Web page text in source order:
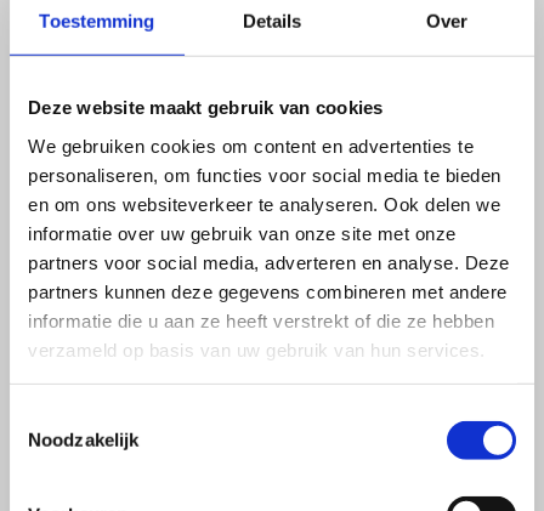
Toestemming Details Over
Deze website maakt gebruik van cookies
We gebruiken cookies om content en advertenties te
personaliseren, om functies voor social media te bieden
en om ons websiteverkeer te analyseren. Ook delen we
informatie over uw gebruik van onze site met onze
partners voor social media, adverteren en analyse. Deze
partners kunnen deze gegevens combineren met andere
informatie die u aan ze heeft verstrekt of die ze hebben
verzameld op basis van uw gebruik van hun services.
Noodzakelijk
Er kan zowel cash als via overschrijving betaald worden.
Indien u hier de voorkeur aan geeft, worden ook aan huis
behandelingen aangeboden.
Praktijkbehandelingen genieten de voorkeur gezien de
uitgebreidere en meer ergonomische
behandelmogelijkheden.
Ja, de praktijk beschikt over een private parking waarbij u